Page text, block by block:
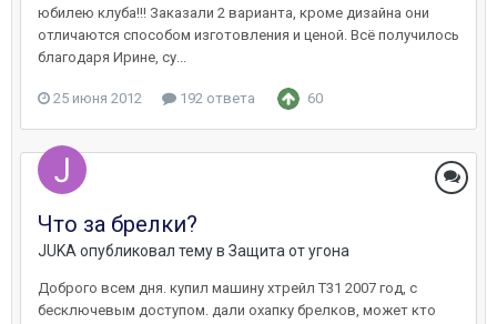
юбилею клуба!!! Заказали 2 варианта, кроме дизайна они
отличаются способом изготовления и ценой. Всё получилось
благодаря Ирине, су...
25 июня 2012 192 ответа 60
Что за брелки?
JUKA опубликовал тему в Защита от угона
Доброго всем дня. купил машину хтрейл T31 2007 год, с
бесключевым доступом. дали охапку брелков, может кто